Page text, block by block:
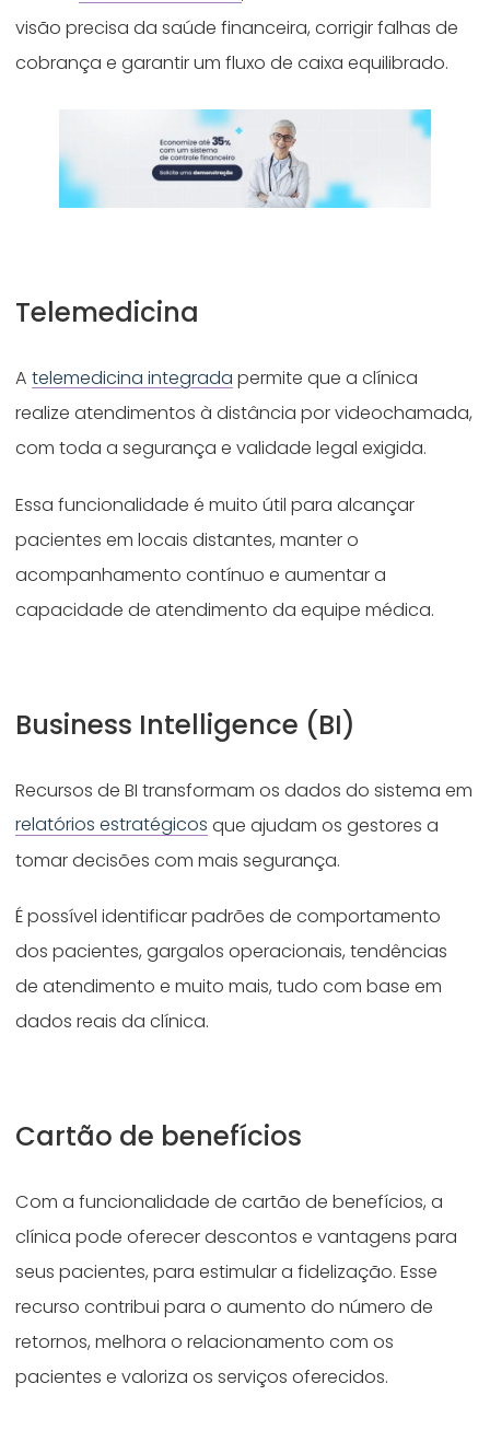
visão precisa da saúde financeira, corrigir falhas de
cobrança e garantir um fluxo de caixa equilibrado.
Telemedicina
Atelemedicina integrada permite que a clínica
realize atendimentos à distância por videochamada,
com toda a segurança e validade legal exigida.
Essa funcionalidade é muito útil para alcançar
pacientes em locais distantes, manter o
acompanhamento contínuo e aumentar a
capacidade de atendimento da equipe médica.
Business Intelligence (BI)
Recursos de BI transformam os dados do sistema em
relatórios estratégicos que ajudam os gestores a
tomar decisões com mais segurança.
É possível identificar padrões de comportamento
dos pacientes, gargalos operacionais, tendências
de atendimento e muito mais, tudo com base em
dados reais da clínica.
Cartão de benefícios
Com a funcionalidade de cartão de benefícios, a
clínica pode oferecer descontos e vantagens para
seus pacientes, para estimular a fidelização. Esse
recurso contribui para o aumento do número de
retornos, melhora o relacionamento com os
pacientes e valoriza os serviços oferecidos.